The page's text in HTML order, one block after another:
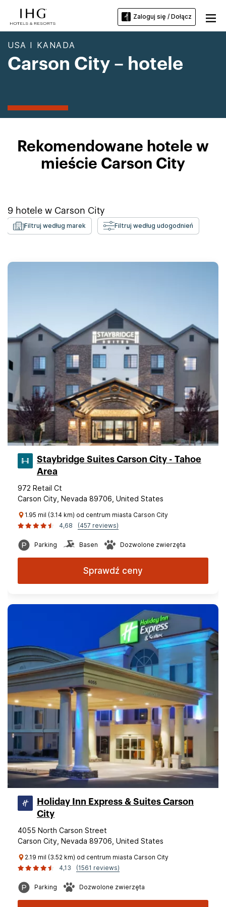
Zaloguj się / Dołącz
USA I KANADA
Carson City – hotele
Rekomendowane hotele w
mieście Carson City
9 hotele w Carson City
Filtruj według marek Filtruj według udogodnień
Staybridge Suites Carson City - Tahoe
Area
972 Retail Ct
Carson City, Nevada 89706, United States
1.95 mil (3.14 km) od centrum miasta Carson City
4,68
(457 reviews)
Parking Basen Dozwolone zwierzęta
Sprawdź ceny
Holiday Inn Express & Suites Carson
City
4055 North Carson Street
Carson City, Nevada 89706, United States
2.19 mil (3.52 km) od centrum miasta Carson City
4,13
(1561 reviews)
Parking Dozwolone zwierzęta